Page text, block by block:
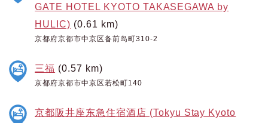
GATE HOTEL KYOTO TAKASEGAWA by
HULIC) (0.61 km)
京都府京都市中京区备前岛町310-2
三福 (0.57 km)
京都府京都市中京区若松町140
京都阪井座东急住宿酒店 (Tokyu Stay Kyoto